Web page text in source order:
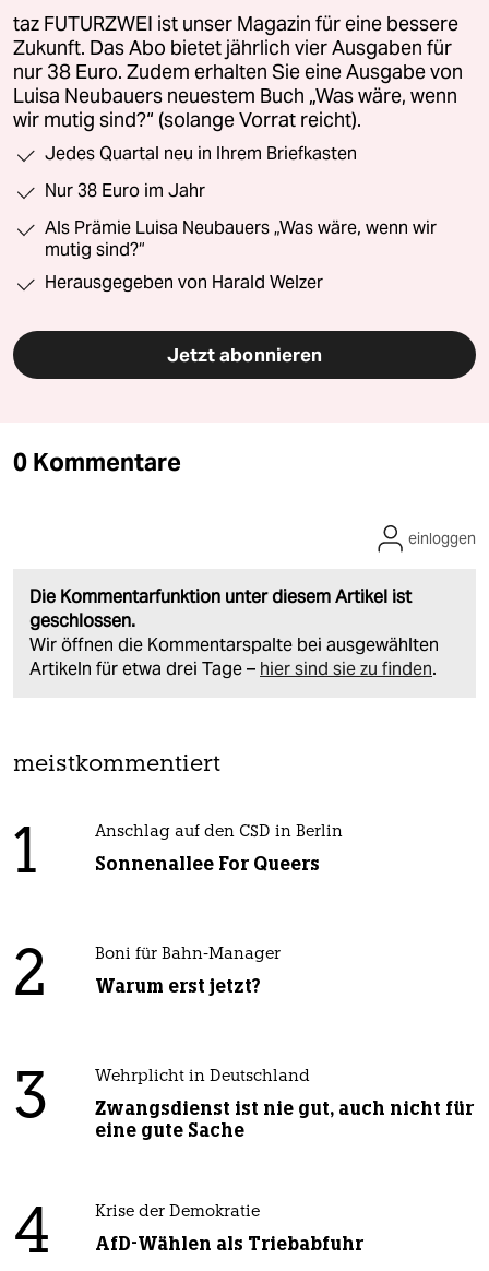
taz FUTURZWEI ist unser Magazin für eine bessere
Zukunft. Das Abo bietet jährlich vier Ausgaben für
nur 38 Euro. Zudem erhalten Sie eine Ausgabe von
Luisa Neubauers neuestem Buch „Was wäre, wenn
wir mutig sind?“ (solange Vorrat reicht).
Jedes Quartal neu in Ihrem Briefkasten
Nur 38 Euro im Jahr
Als Prämie Luisa Neubauers „Was wäre, wenn wir
mutig sind?“
Herausgegeben von Harald Welzer
Jetzt abonnieren
0 Kommentare
Die Kommentarfunktion unter diesem Artikel ist
geschlossen.
Wir öffnen die Kommentarspalte bei ausgewählten
Artikeln für etwa drei Tage – hier sind sie zu finden.
einloggen
meistkommentiert
1 Anschlag auf den CSD in Berlin
Sonnenallee For Queers
2 Boni für Bahn-Manager
Warum erst jetzt?
3 Wehrplicht in Deutschland
Zwangsdienst ist nie gut, auch nicht für
eine gute Sache
4 Krise der Demokratie
AfD-Wählen als Triebabfuhr